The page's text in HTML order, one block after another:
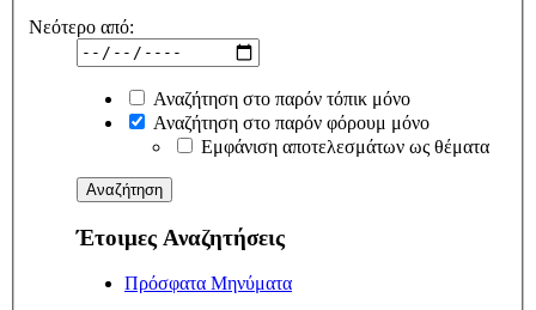
Νεότερο από:
Αναζήτηση στο παρόν τόπικ μόνο
Αναζήτηση στο παρόν φόρουμ μόνο
Εμφάνιση αποτελεσμάτων ως θέματα
Έτοιμες Αναζητήσεις
Πρόσφατα Μηνύματα